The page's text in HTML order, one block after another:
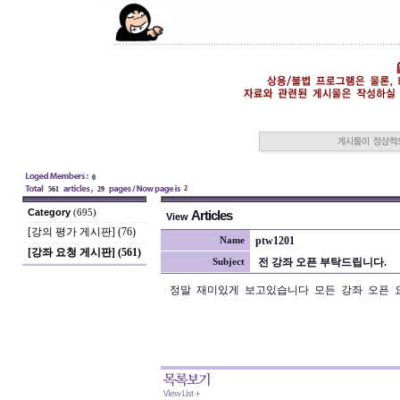
0
561
29 2
Category (695)
[강의 평가 게시판] (76)
[강좌 요청 게시판] (561)
View Articles
Name ptw1201
Subject 전 강좌 오픈 부탁드립니다.
정말 재미있게 보고있습니다 모든 강좌 오픈